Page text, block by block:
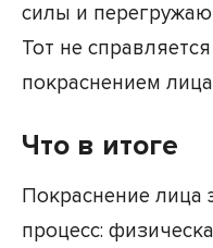
силы и
Тот не
покраснением
Что в итоге
Покраснение лица
процесс: